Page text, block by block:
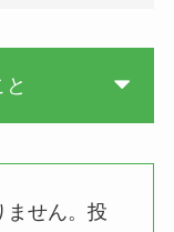
せん。投